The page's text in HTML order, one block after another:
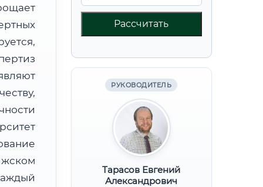
Рассчитать
РУКОВОДИТЕЛЬ
Тарасов Евгений
Александрович